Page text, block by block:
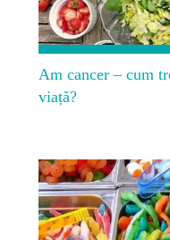
Am cancer – cum
viață?